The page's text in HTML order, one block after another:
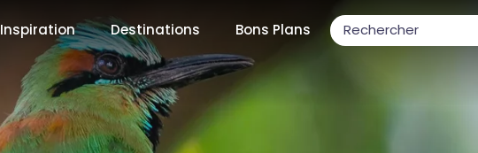
Inspiration Destinations Bons Plans
📍 Destinations populaires